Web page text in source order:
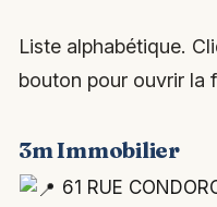
Liste alphabétique.
bouton pour ouvrir la
3m Immobilier
61 RUE